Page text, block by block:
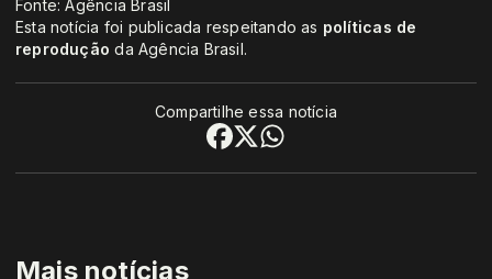
Fonte: Agência Brasil
Esta notícia foi publicada respeitando as políticas de
reprodução da Agência Brasil.
Compartilhe essa notícia
Mais notícias